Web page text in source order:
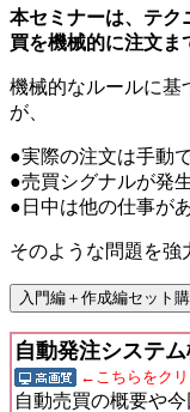
本セミナーは、テク
買を機械的に注文ま
機械的なルールに基
が、
●実際の注文は手動
●売買シグナルが発
●日中は他の仕事が
そのような問題を強
自動発注システ
←こちらをク
自動売買の概要や